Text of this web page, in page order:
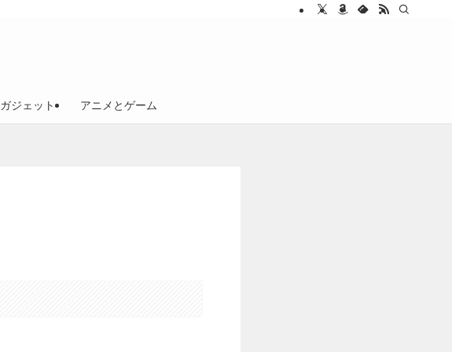
ガジェット アニメとゲーム